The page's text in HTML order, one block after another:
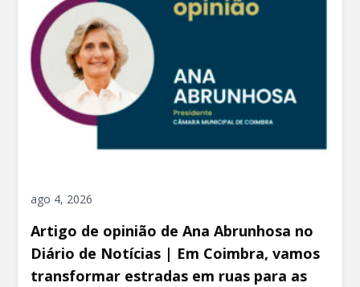
ago 4, 2026
Artigo de opinião de Ana Abrunhosa no
Diário de Notícias | Em Coimbra, vamos
transformar estradas em ruas para as